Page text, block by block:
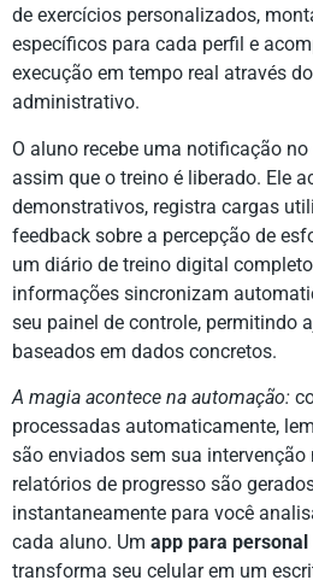
de exercícios personalizados,
específicos para cada perfil e
execução em tempo real através
administrativo.
O aluno recebe uma notificação
assim que o treino é liberado. Ele
demonstrativos, registra cargas
feedback sobre a percepção de
um diário de treino digital
informações sincronizam
seu painel de controle, permitindo
baseados em dados concretos.
A magia acontece na automação:
processadas automaticamente,
são enviados sem sua intervenção
relatórios de progresso são
instantaneamente para você
cada aluno. Um app para personal
transforma seu celular em um